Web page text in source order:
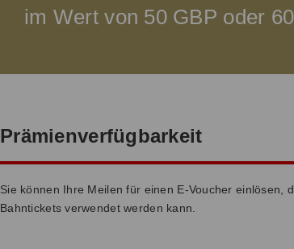
im Wert von 50 GBP oder
Prämienverfügbarkeit
Sie können Ihre Meilen für einen E-Voucher einlösen,
Bahntickets verwendet werden kann.